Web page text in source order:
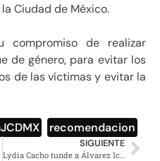
Ciudad de México.
compromiso de realizar
de género, para evitar los
de las víctimas y evitar la
recomendacion
SIGUIENTE
Lydia Cacho tunde a Álvarez Icaza por hacerle la campaña a Anaya